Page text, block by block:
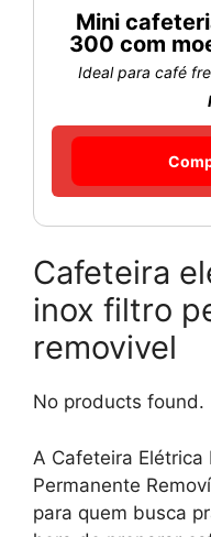
Mini
300 com
Ideal para café
Cafeteira
inox filtro
removivel
No products found.
A Cafeteira Elétrica
Permanente
para quem busca